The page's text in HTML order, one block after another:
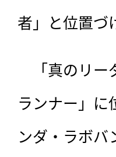
者」と位置づ
「真のリー
ランナー」に
ンダ・ラボバ